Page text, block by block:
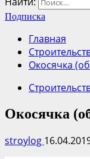
Подписка
Главная
Окосячка
Окосячка
stroylog